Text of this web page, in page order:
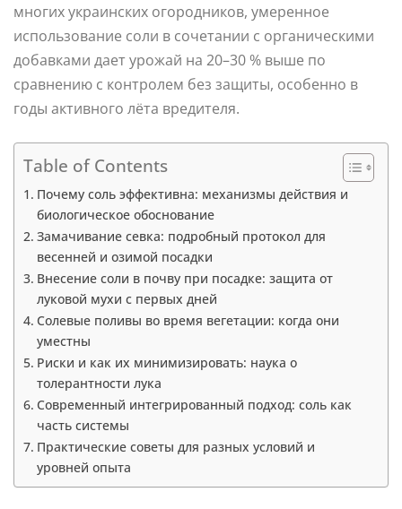
многих украинских огородников, умеренное
использование соли в сочетании с органическими
добавками дает урожай на 20–30 % выше по
сравнению с контролем без защиты, особенно в
годы активного лёта вредителя.
Table of Contents
Почему соль эффективна: механизмы действия и
биологическое обоснование
Замачивание севка: подробный протокол для
весенней и озимой посадки
Внесение соли в почву при посадке: защита от
луковой мухи с первых дней
Солевые поливы во время вегетации: когда они
уместны
Риски и как их минимизировать: наука о
толерантности лука
Современный интегрированный подход: соль как
часть системы
Практические советы для разных условий и
уровней опыта